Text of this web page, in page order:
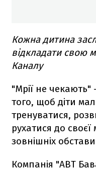
Кожна дитина
відкладати свою
Каналу
"Мрії не
того, щоб діти
тренуватися,
рухатися до
зовнішніх
Компанія "АВТ